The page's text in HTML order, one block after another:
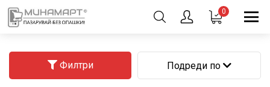
0
Филтри Подреди по